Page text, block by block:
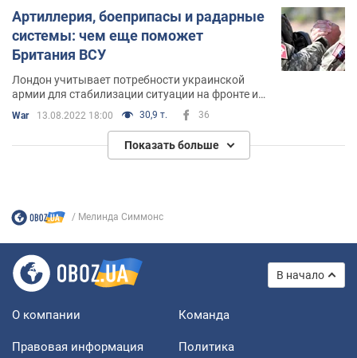
Артиллерия, боеприпасы и радарные
системы: чем еще поможет
Британия ВСУ
Лондон учитывает потребности украинской
армии для стабилизации ситуации на фронте и
освобождения Украины
War 13.08.2022 18:00 30,9 т. 36
Показать больше
Мелинда Симмонс
В начало
О компании Команда
Правовая информация
Политика